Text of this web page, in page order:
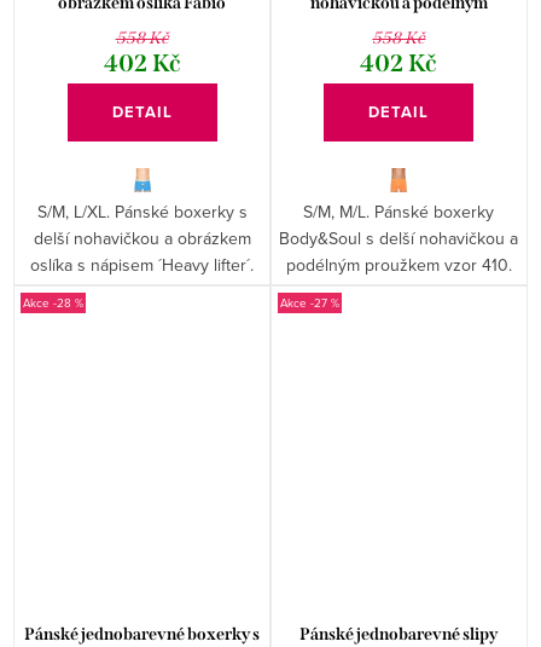
558 Kč
402 Kč
DETAIL
S/M, L/XL. Pánské boxerky s
delší nohavičkou a obrázkem
oslíka s nápisem ´Heavy lifter´.
proužkem vzor 410 Fabio
558 Kč
402 Kč
DETAIL
S/M, M/L. Pánské boxerky
Body&Soul s delší nohavičkou a
podélným proužkem vzor 410.
-28 %
Pánské jednobarevné boxerky s
-27 %
Pánské jednobarevné slipy